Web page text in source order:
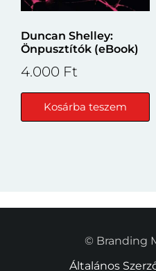
Duncan Shelley:
Önpusztítók (eBook)
4.000 Ft
Kosárba teszem
© Branding
Általános